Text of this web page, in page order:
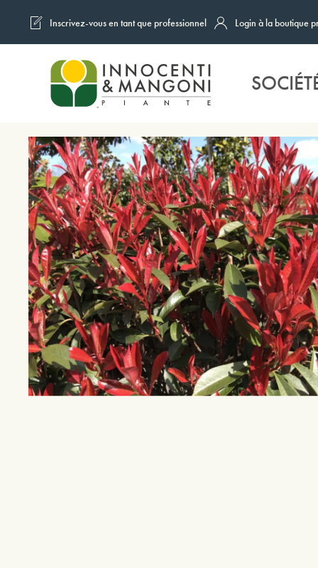
Skip to main content
Inscrivez-vous en tant que professionnel Login à la boutique